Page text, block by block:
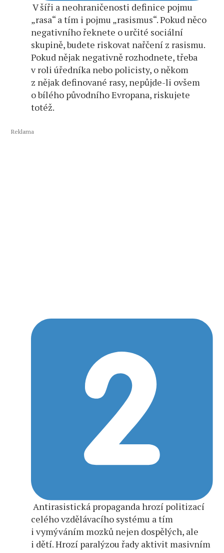
V šíři a neohraničenosti definice pojmu
„rasa“ a tím i pojmu „rasismus“. Pokud něco
negativního řeknete o určité sociální
skupině, budete riskovat nařčení z rasismu.
Pokud nějak negativně rozhodnete, třeba
v roli úředníka nebo policisty, o někom
z nějak definované rasy, nepůjde-li ovšem
o bílého původního Evropana, riskujete
totéž.
Reklama
Antirasistická propaganda hrozí politizací
celého vzdělávacího systému a tím
i vymýváním mozků nejen dospělých, ale
i dětí. Hrozí paralýzou řady aktivit masivním